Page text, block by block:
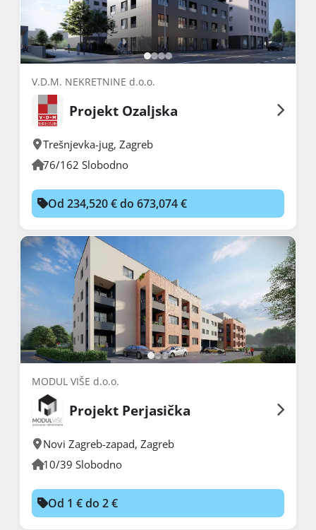
V.D.M. NEKRETNINE d.o.o.
Projekt Ozaljska
Trešnjevka-jug, Zagreb
76/162 Slobodno
Od 234,520 € do 673,074 €
MODUL VIŠE d.o.o.
Projekt Perjasička
Novi Zagreb-zapad, Zagreb
10/39 Slobodno
Od 1 € do 2 €